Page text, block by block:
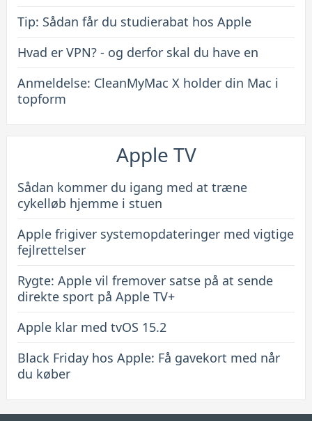
Tip: Sådan får du studierabat hos Apple
Hvad er VPN? - og derfor skal du have en
Anmeldelse: CleanMyMac X holder din Mac i
topform
Apple TV
Sådan kommer du igang med at træne
cykelløb hjemme i stuen
Apple frigiver systemopdateringer med vigtige
fejlrettelser
Rygte: Apple vil fremover satse på at sende
direkte sport på Apple TV+
Apple klar med tvOS 15.2
Black Friday hos Apple: Få gavekort med når
du køber